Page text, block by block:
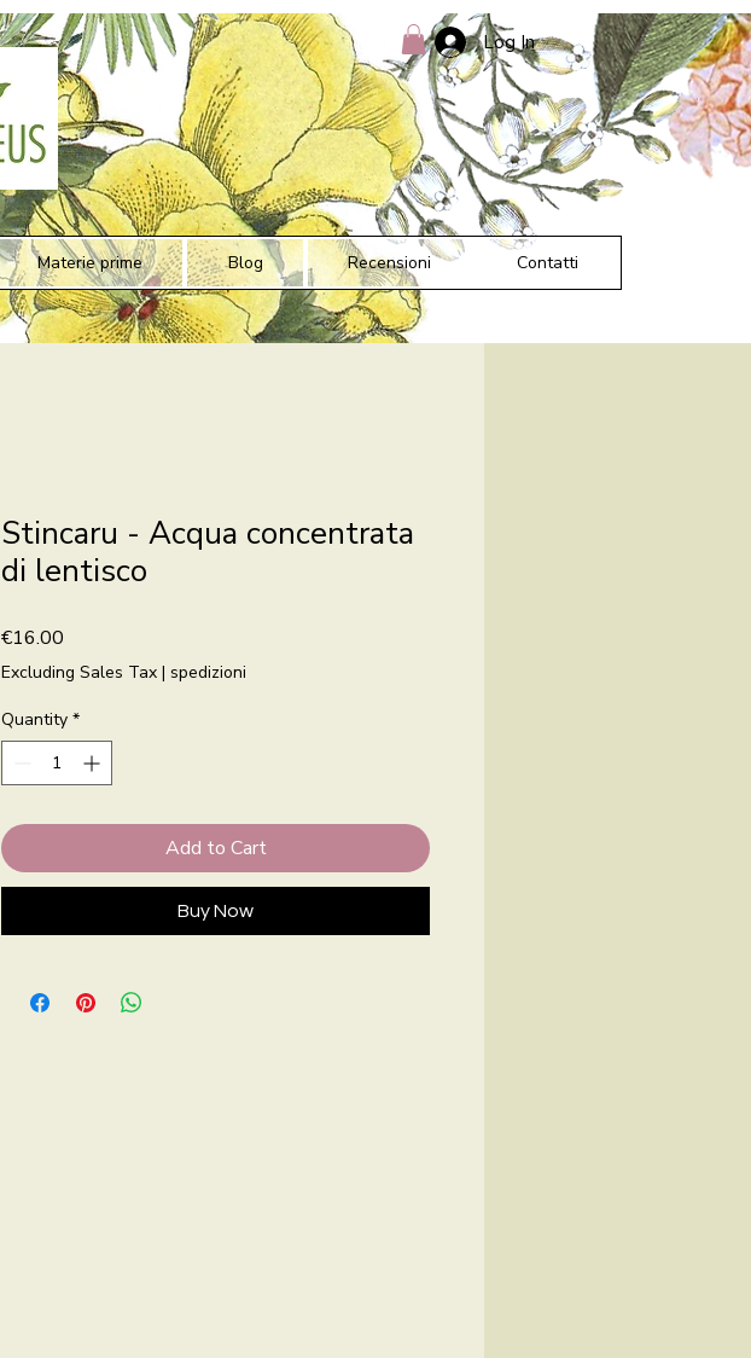
Log In
Materie prime Blog Recensioni Contatti
Stincaru - Acqua concentrata
di lentisco
€16.00
Excluding Sales Tax | spedizioni
Quantity *
Add to Cart
Buy Now